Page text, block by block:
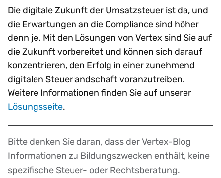
Die digitale Zukunft der Umsatzsteuer ist da, und
die Erwartungen an die Compliance sind höher
denn je. Mit den Lösungen von Vertex sind Sie auf
die Zukunft vorbereitet und können sich darauf
konzentrieren, den Erfolg in einer zunehmend
digitalen Steuerlandschaft voranzutreiben.
Weitere Informationen finden Sie auf unserer
Lösungsseite.
Disclaimer
Bitte denken Sie daran, dass der Vertex-Blog
Informationen zu Bildungszwecken enthält, keine
spezifische Steuer- oder Rechtsberatung.